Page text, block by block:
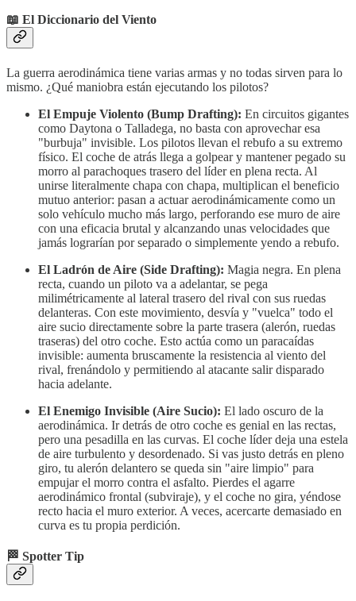
📖 El Diccionario del Viento
La guerra aerodinámica tiene varias armas y no todas sirven para lo
mismo. ¿Qué maniobra están ejecutando los pilotos?
El Empuje Violento (Bump Drafting): En circuitos gigantes
como Daytona o Talladega, no basta con aprovechar esa
"burbuja" invisible. Los pilotos llevan el rebufo a su extremo
físico. El coche de atrás llega a golpear y mantener pegado su
morro al parachoques trasero del líder en plena recta. Al
unirse literalmente chapa con chapa, multiplican el beneficio
mutuo anterior: pasan a actuar aerodinámicamente como un
solo vehículo mucho más largo, perforando ese muro de aire
con una eficacia brutal y alcanzando unas velocidades que
jamás lograrían por separado o simplemente yendo a rebufo.
El Ladrón de Aire (Side Drafting): Magia negra. En plena
recta, cuando un piloto va a adelantar, se pega
milimétricamente al lateral trasero del rival con sus ruedas
delanteras. Con este movimiento, desvía y "vuelca" todo el
aire sucio directamente sobre la parte trasera (alerón, ruedas
traseras) del otro coche. Esto actúa como un paracaídas
invisible: aumenta bruscamente la resistencia al viento del
rival, frenándolo y permitiendo al atacante salir disparado
hacia adelante.
El Enemigo Invisible (Aire Sucio): El lado oscuro de la
aerodinámica. Ir detrás de otro coche es genial en las rectas,
pero una pesadilla en las curvas. El coche líder deja una estela
de aire turbulento y desordenado. Si vas justo detrás en pleno
giro, tu alerón delantero se queda sin "aire limpio" para
empujar el morro contra el asfalto. Pierdes el agarre
aerodinámico frontal (subviraje), y el coche no gira, yéndose
recto hacia el muro exterior. A veces, acercarte demasiado en
curva es tu propia perdición.
🏁 Spotter Tip